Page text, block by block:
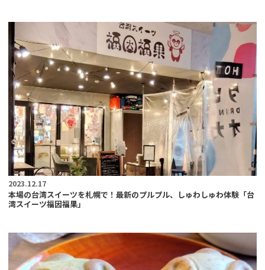
2023.12.17
本場の台湾スイーツを札幌で！最新のプルプル、しゅわしゅわ体験「台
湾スイーツ福因福果」